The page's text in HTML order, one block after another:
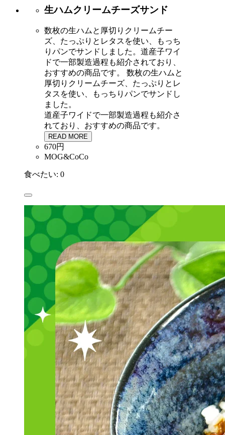
生ハムクリームチーズサンド
数枚の生ハムと厚切りクリームチー
ズ、たっぷりとレタスを使い、もっち
りパンでサンドしました。道産子ワイ
ドで一部製造過程も紹介されており、
おすすめの商品です。
数枚の生ハムと
厚切りクリームチーズ、たっぷりとレ
タスを使い、もっちりパンでサンドし
ました。
道産子ワイドで一部製造過程も紹介さ
れており、おすすめの商品です。
READ MORE
670円
MOG&CoCo
食べたい: 0